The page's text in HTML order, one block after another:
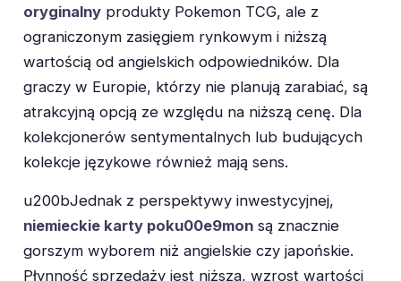
oryginalny produkty Pokemon TCG, ale z
ograniczonym zasięgiem rynkowym i niższą
wartością od angielskich odpowiedników. Dla
graczy w Europie, którzy nie planują zarabiać, są
atrakcyjną opcją ze względu na niższą cenę. Dla
kolekcjonerów sentymentalnych lub budujących
kolekcje językowe również mają sens.
u200bJednak z perspektywy inwestycyjnej,
niemieckie karty poku00e9mon są znacznie
gorszym wyborem niż angielskie czy japońskie.
Płynność sprzedaży jest niższa, wzrost wartości